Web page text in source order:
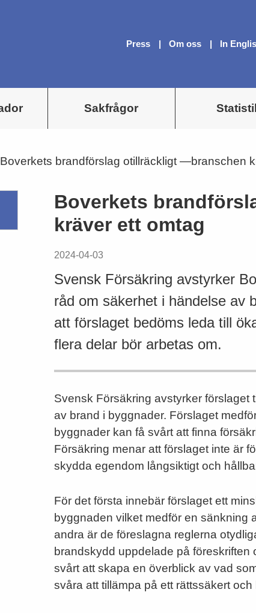
Press Om oss In
Sakfrågor
Boverkets brandförslag otillräckligt —branschen
Boverkets
kräver ett omtag
2024-04-03
Svensk Försäkring avstyrker
råd om säkerhet i händelse av
att förslaget bedöms leda till
flera delar bör arbetas om.
Svensk Försäkring avstyrker förslaget
av brand i byggnader. Förslaget
byggnader kan få svårt att finna
Försäkring menar att förslaget inte är
skydda egendom långsiktigt och
För det första innebär förslaget ett
byggnaden vilket medför en sänkning
andra är de föreslagna reglerna
brandskydd uppdelade på
svårt att skapa en överblick av vad
svåra att tillämpa på ett rättssäkert och